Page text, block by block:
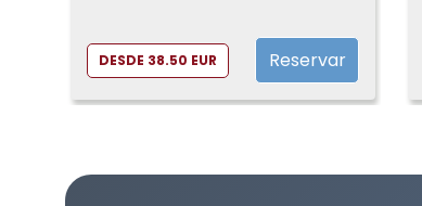
DESDE 38.50 EUR Reservar